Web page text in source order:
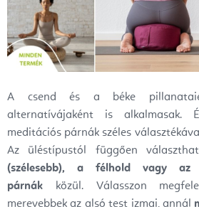
A csend és a béke
alternatívájaként is alkalmasak.
meditációs párnák széles
Az üléstípustól függően
(szélesebb), a félhold vagy az
párnák közül. Válasszon
merevebbek az alsó test izmai, annál